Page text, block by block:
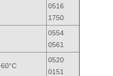
0516
1750
0554
0561
0520
0151